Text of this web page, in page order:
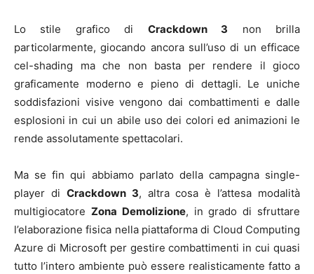
Lo stile grafico di Crackdown 3 non brilla
particolarmente, giocando ancora sull’uso di un efficace
cel-shading ma che non basta per rendere il gioco
graficamente moderno e pieno di dettagli. Le uniche
soddisfazioni visive vengono dai combattimenti e dalle
esplosioni in cui un abile uso dei colori ed animazioni le
rende assolutamente spettacolari.
Ma se fin qui abbiamo parlato della campagna single-
player di Crackdown 3, altra cosa è l’attesa modalità
multigiocatore Zona Demolizione, in grado di sfruttare
l’elaborazione fisica nella piattaforma di Cloud Computing
Azure di Microsoft per gestire combattimenti in cui quasi
tutto l’intero ambiente può essere realisticamente fatto a